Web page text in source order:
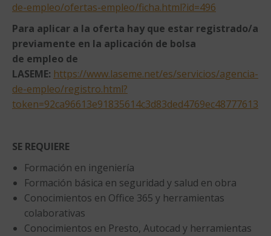
de-empleo/ofertas-empleo/ficha.html?id=496
Para aplicar a la oferta hay que estar registrado/a
previamente en la aplicación de bolsa
de empleo de
LASEME: https://www.laseme.net/es/servicios/agencia-
de-empleo/registro.html?
token=92ca96613e91835614c3d83ded4769ec48777613
SE REQUIERE
Formación en ingeniería
Formación básica en seguridad y salud en obra
Conocimientos en Office 365 y herramientas
colaborativas
Conocimientos en Presto, Autocad y herramientas